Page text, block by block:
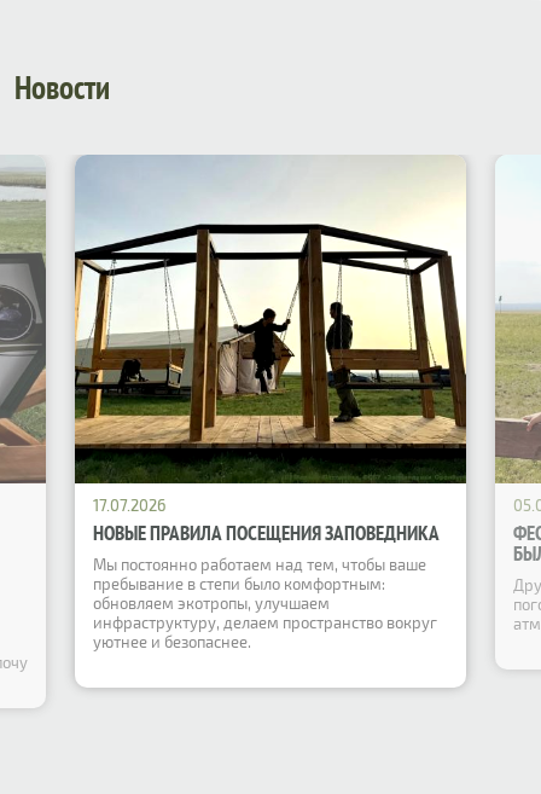
Новости
17.07.2026
НОВЫЕ ПРАВИЛА ПОСЕЩЕНИЯ ЗАПОВЕДНИКА
Мы постоянно работаем над тем, чтобы ваше
пребывание в степи было комфортным:
обновляем экотропы, улучшаем
инфраструктуру, делаем пространство вокруг
уютнее и безопаснее.